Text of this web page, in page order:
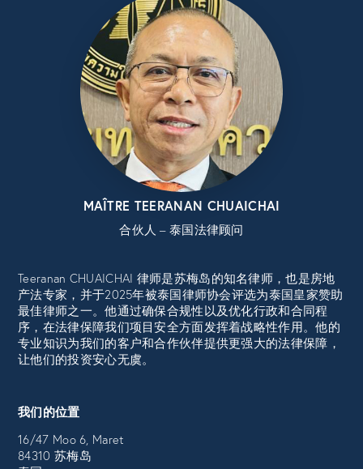
MAÎTRE TEERANAN CHUAICHAI
合伙人 – 泰国法律顾问
Teeranan CHUAICHAI 律师是苏梅岛的知名律师，也是房地
产法专家，并于2025年被泰国律师协会评选为泰国皇家赞助
最佳律师之一。他通过确保合规性以及优化行政和合同程
序，在法律保障我们项目安全方面发挥着战略性作用。他的
专业知识为我们的客户和合作伙伴提供更强大的法律保障，
让他们的投资安心无虞。
我们的位置
16/47 Moo 6, Maret
84310 苏梅岛